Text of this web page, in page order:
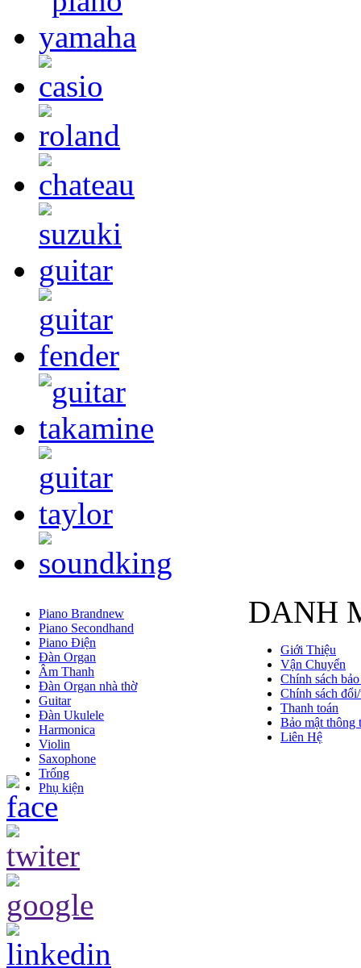
DANH
Piano Brandnew
Piano Secondhand
Piano Điện
Đàn Organ
Âm Thanh
Đàn Organ nhà thờ
Guitar
Đàn Ukulele
Harmonica
Violin
Saxophone
Trống
Phụ kiện
Giới Thiệu
Vận Chuyển
Chính sách
Chính sách
Thanh toán
Bảo mật thông
Liên Hệ